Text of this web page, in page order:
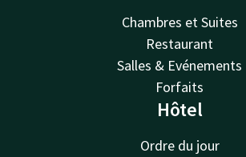
Chambres et Suites
Restaurant
Salles & Evénements
Forfaits
Hôtel
Ordre du jour